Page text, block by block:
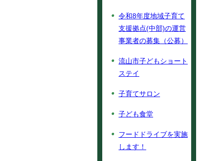
令和8年度地域子育て
支援拠点(中部)の運営
事業者の募集（公募）
流山市子どもショート
ステイ
子育てサロン
子ども食堂
フードドライブを実施
します！